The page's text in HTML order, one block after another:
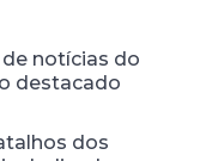
notícias do
destacado
dos